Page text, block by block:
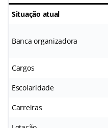
Situação atual
Banca organizadora
Cargos
Escolaridade
Carreiras